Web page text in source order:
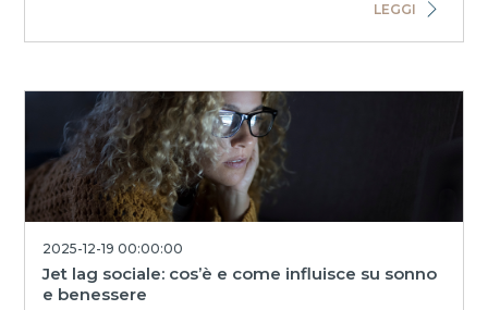
LEGGI
2025-12-19 00:00:00
Jet lag sociale: cos’è e come influisce su sonno
e benessere